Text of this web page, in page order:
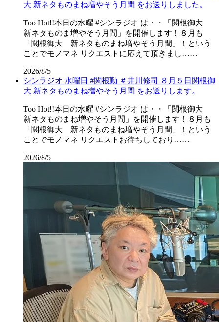
大 新ネタものまね増やそう月間 をお送りしました。
Too Hot!!本日の水曜 #シンラジオ は・・「関根御大
新ネタものま増やそう月間」を開催します！８月も
「関根御大 新ネタものまね増やそう月間」！という
ことでモノマネ リクエストに応えて頂きまし……
2026/8/5
シンラジオ 水曜日 #関根勤 ＃井川修司 ８月５日関根御
大 新ネタものまね増やそう月間 をお送りします。
Too Hot!!本日の水曜 #シンラジオ は・・「関根御大
新ネタものまね増やそう月間」を開催します！８月も
「関根御大 新ネタものまね増やそう月間」！という
ことでモノマネ リクエストお待ちしており……
2026/8/5